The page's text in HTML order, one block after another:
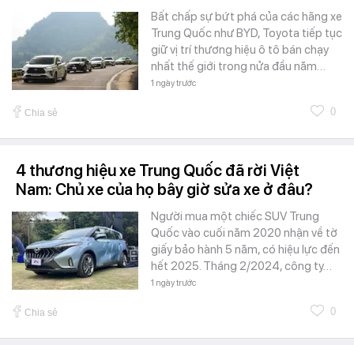
Bất chấp sự bứt phá của các hãng xe
Trung Quốc như BYD, Toyota tiếp tục
giữ vị trí thương hiệu ô tô bán chạy
nhất thế giới trong nửa đầu năm…
1 ngày trước
Chia sẻ 0
4 thương hiệu xe Trung Quốc đã rời Việt
Nam: Chủ xe của họ bây giờ sửa xe ở đâu?
Người mua một chiếc SUV Trung
Quốc vào cuối năm 2020 nhận về tờ
giấy bảo hành 5 năm, có hiệu lực đến
hết 2025. Tháng 2/2024, công ty…
1 ngày trước
Chia sẻ 0